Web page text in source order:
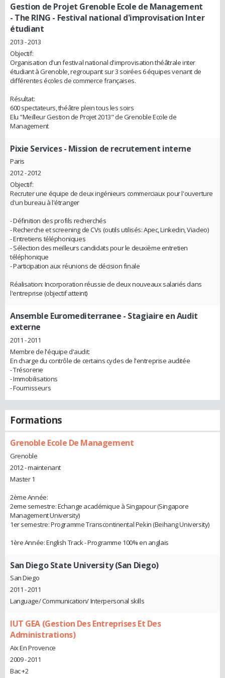
Gestion de Projet Grenoble Ecole de Management
- The RING - Festival national d'improvisation Inter
étudiant
2013 - 2013
Objectif:
Organisation d'un festival national d'improvisation théâtrale inter
étudiant à Grenoble, regroupant sur 3 soirées 6 équipes venant de
différentes écoles de commerce françaises.
Résultat:
600 spectateurs, théâtre plein tous les soirs
Elu "Meilleur Gestion de Projet 2013" de Grenoble Ecole de
Management
Pixie Services- Mission de recrutement interne
Paris
2012 - 2012
Objectif:
Recruter une équipe de deux ingénieurs commerciaux pour l'ouverture
d'un bureau à l'étranger
- Définition des profils recherchés
- Recherche et screening de CVs (outils utilisés: Apec, Linkedin, Viadeo)
- Entretiens téléphoniques
- Sélection des meilleurs candidats pour le deuxième entretien
téléphonique
- Participation aux réunions de décision finale
Réalisation: Incorporation réussie de deux nouveaux salariés dans
l'entreprise (objectif atteint)
Ansemble Euromediterranee - Stagiaire en Audit
externe
2011 - 2011
Membre de l'équipe d'audit:
En charge du contrôle de certains cycles de l'entreprise auditée
- Trésorerie
- Immobilisations
- Fournisseurs
Formations
Grenoble Ecole De Management
Grenoble
2012 - maintenant
Master 1
2ème Année:
2eme semestre: Echange académique à Singapour (Singapore
Management University)
1er semestre: Programme Transcontinental Pekin (Beihang University)
1ère Année: English Track - Programme 100% en anglais
San Diego State University (San Diego)
San Diego
2011 - 2011
Language/ Communication/ Interpersonal skills
IUT GEA (Gestion Des Entreprises Et Des
Administrations)
Aix En Provence
2009 - 2011
Bac +2